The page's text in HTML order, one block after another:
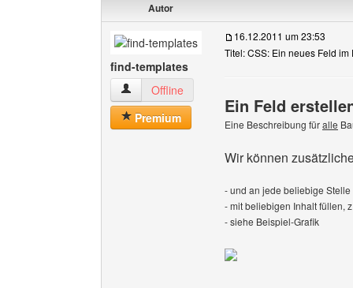
Autor
find-templates
find-templates Benutzer-Profile anzeigen
Offline
Premium
16.12.2011 um 23:53
Titel: CSS: Ein neues Feld
Ein Feld
Eine Beschreibung füralle
Wir können
- und an jede beliebige
- mit beliebigen Inhalt füllen,
- siehe Beispiel-Grafik